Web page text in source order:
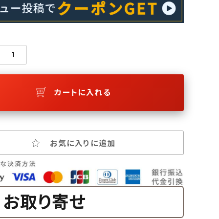
カートに入れる
お気に入りに追加
お取り寄せ